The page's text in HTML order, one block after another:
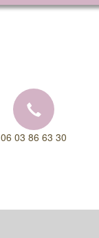
06 03 86 63 30